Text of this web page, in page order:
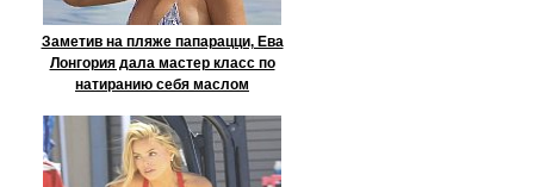
Заметив на пляже папарацци, Ева
Лонгория дала мастер класс по
натиранию себя маслом